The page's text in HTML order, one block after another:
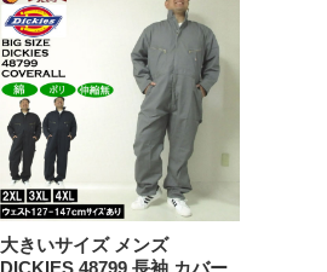
大きいサイズ メンズ
DICKIES 48799 長袖 カバー